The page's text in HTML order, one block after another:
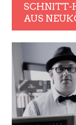
SCHNITT-
AUS